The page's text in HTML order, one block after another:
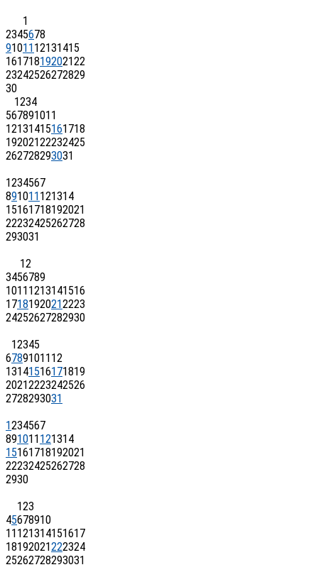
1
2345678
91011 12131415
16171819202122
23242526272829
30
1234
567891011
12131415161718
19202122232425
262728293031
1234567
891011 121314
15161718192021
22232425262728
293031
12
3456789
1011 1213141516
17181920212223
24252627282930
12345
67891011 12
13141516171819
20212223242526
2728293031
1234567
891011 121314
15161718192021
22232425262728
2930
123
45678910
11 121314151617
18192021222324
25262728293031